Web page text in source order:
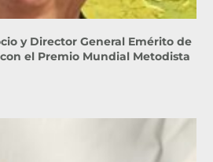
y Director General Emérito de
el Premio Mundial Metodista